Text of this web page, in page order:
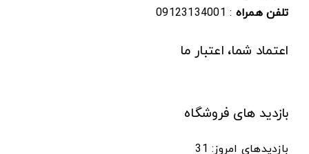
تلفن همراه : 09123134001
اعتماد شما، اعتبار ما
بازدید های فروشگاه
بازدیدهای امروز: 31